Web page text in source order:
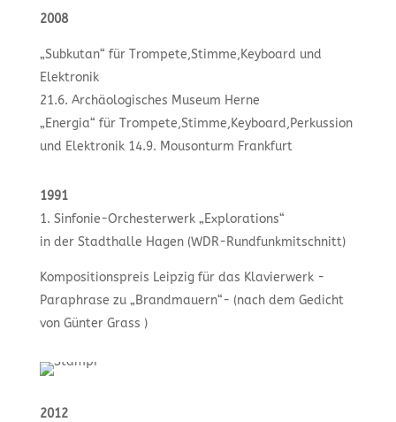
2008
„Subkutan“ für Trompete,Stimme,Keyboard und
Elektronik
21.6. Archäologisches Museum Herne
„Energia“ für Trompete,Stimme,Keyboard,Perkussion
und Elektronik 14.9. Mousonturm Frankfurt
1991
1. Sinfonie-Orchesterwerk „Explorations“
in der Stadthalle Hagen (WDR-Rundfunkmitschnitt)
Kompositionspreis Leipzig für das Klavierwerk -
Paraphrase zu „Brandmauern“- (nach dem Gedicht
von Günter Grass )
2012